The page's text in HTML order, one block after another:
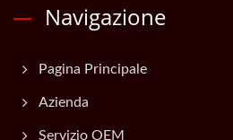
Navigazione
Pagina Principale
Azienda
Servizio OEM